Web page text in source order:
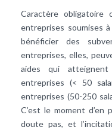
Caractère obligatoire
entreprises soumises
bénéficier des
entreprises, elles,
aides qui
entreprises (< 50
entreprises (50-250
C’est le moment
doute pas, et